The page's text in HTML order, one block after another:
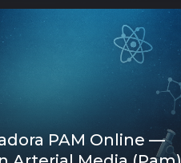
PAM Online —